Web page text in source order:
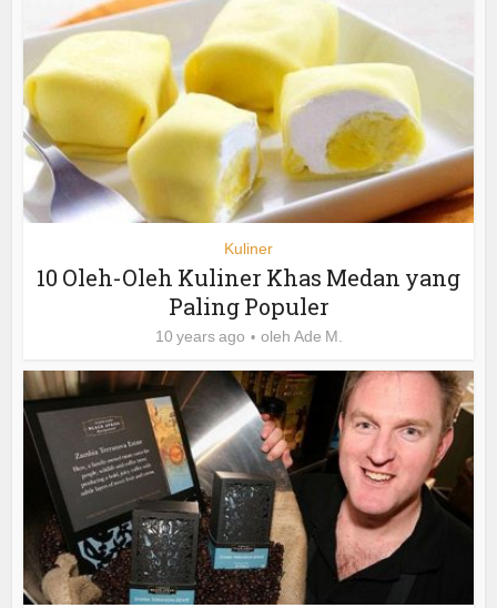
Kuliner
10 Oleh-Oleh Kuliner Khas Medan yang
Paling Populer
10 years ago oleh Ade M.